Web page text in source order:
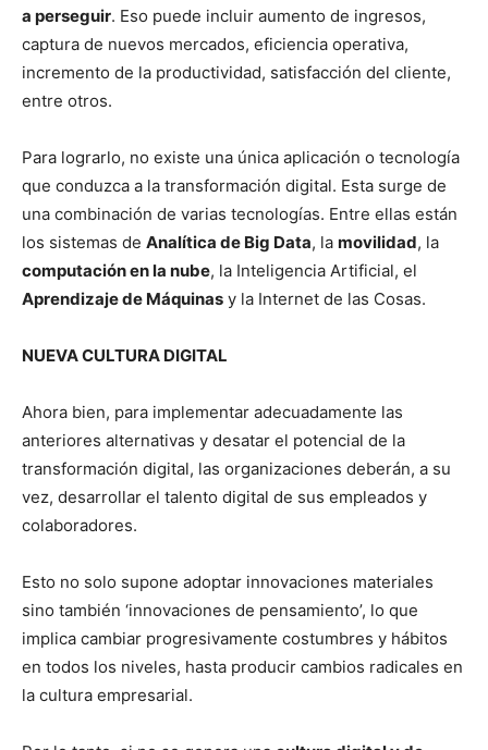
a perseguir. Eso puede incluir aumento de ingresos,
captura de nuevos mercados, eficiencia operativa,
incremento de la productividad, satisfacción del cliente,
entre otros.
Para lograrlo, no existe una única aplicación o tecnología
que conduzca a la transformación digital. Esta surge de
una combinación de varias tecnologías. Entre ellas están
los sistemas de Analítica de Big Data, la movilidad, la
computación en la nube, la Inteligencia Artificial, el
Aprendizaje de Máquinas y la Internet de las Cosas.
NUEVA CULTURA DIGITAL
Ahora bien, para implementar adecuadamente las
anteriores alternativas y desatar el potencial de la
transformación digital, las organizaciones deberán, a su
vez, desarrollar el talento digital de sus empleados y
colaboradores.
Esto no solo supone adoptar innovaciones materiales
sino también ‘innovaciones de pensamiento’, lo que
implica cambiar progresivamente costumbres y hábitos
en todos los niveles, hasta producir cambios radicales en
la cultura empresarial.